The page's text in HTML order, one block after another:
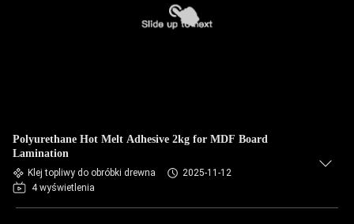
Polyurethane Hot Melt Adhesive 2kg for MDF Board
Lamination
Klej topliwy do obróbki drewna
2025-11-12
4 wyświetlenia